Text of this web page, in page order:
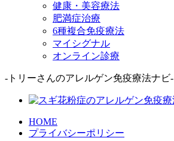
健康・美容療法
肥満症治療
6種複合免疫療法
マイシグナル
オンライン診療
-トリーさんのアレルゲン免疫療法ナビ-
HOME
プライバシーポリシー